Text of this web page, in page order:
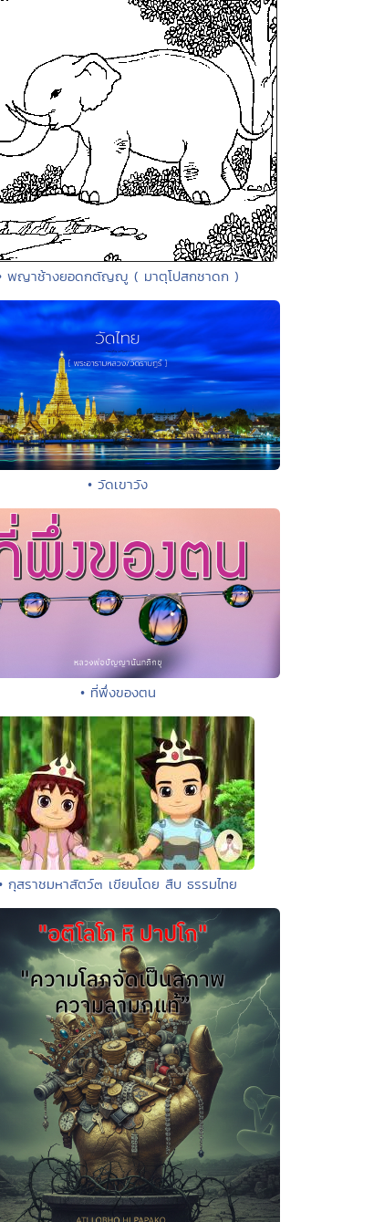
พญาช้างยอดกตัญญู ( มาตุโปสกชาดก )
• วัดเขาวัง
• ที่พึ่งของตน
กุสราชมหาสัตว์๓ เขียนโดย สืบ ธรรมไทย